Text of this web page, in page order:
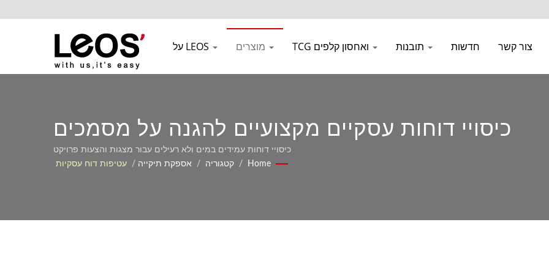
על LEOS חדשות צור קשר
כיסויי דוחות עסקיים מקצועיים להגנה על מסמכים
כיסויי דוחות עמידים במים ולא רעילים עבור מצגות והצעות פרויקט
Home
/ קטגוריה / אספקת תיקייה / עטיפות דוח עסקיות